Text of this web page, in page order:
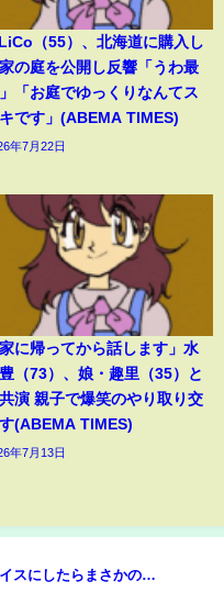
（55）、北海道に購入し
の庭を公開し反響「うわ最
「お庭でゆっくりなんてス
です」(ABEMA TIMES)
年7月22日
家に帰ってから話します」水
（73）、娘・趣里（35）と
演 親子で爆笑のやり取り交
(ABEMA TIMES)
年7月13日
スにしたらまさかの…